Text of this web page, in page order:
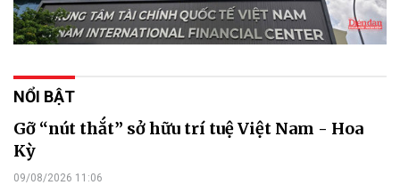
NỔI BẬT
Gỡ “nút thắt” sở hữu trí tuệ Việt Nam - Hoa
Kỳ
09/08/2026 11:06